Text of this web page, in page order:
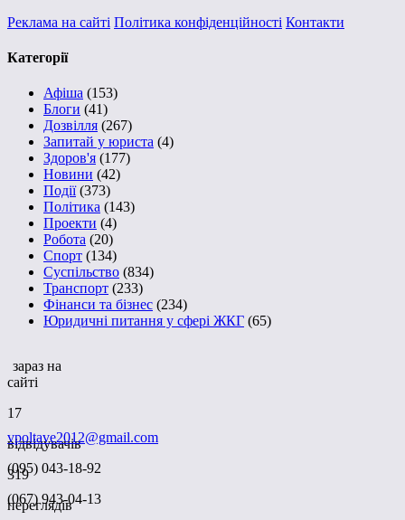
Реклама на сайті Політика конфіденційності Контакти
Категорії
Афіша (153)
Блоги (41)
Дозвілля (267)
Запитай у юриста (4)
Здоров'я (177)
Новини (42)
Події(373)
Політика (143)
Проекти (4)
Робота (20)
Спорт (134)
Суспільство (834)
Транспорт (233)
Фінанси та бізнес (234)
Юридичні питання у сфері ЖКГ (65)
зараз на
сайті
17
відвідувачів
319
переглядів
vpoltave2012@gmail.com
(095) 043-18-92
(067) 943-04-13